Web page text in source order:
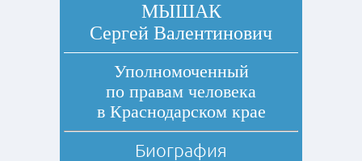
МЫШАК
Сергей Валентинович
Уполномоченный
по правам человека
в Краснодарском крае
Биография